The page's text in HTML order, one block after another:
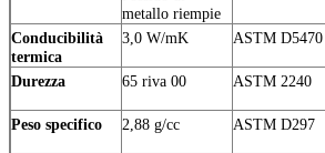
metallo riempie
Conducibilità
termica
3,0 W/mK ASTM D5470
Durezza
65 riva 00 ASTM 2240
Peso specifico 2,88 g/cc ASTM D297